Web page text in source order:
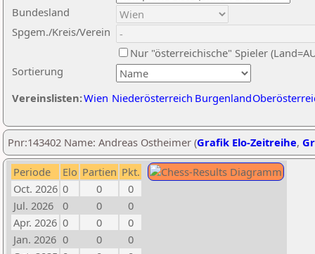
Sortierung
Bundesland
Spgem./Kreis/Verein
Nur "österreichische" Spieler
Vereinslisten:Wien Niederösterreich Burgenland
Pnr:143402 Name: Andreas Ostheimer (Grafik Elo-Zeitreihe,
Periode Elo Partien Pkt.
Oct. 2026 0 0
0
Jul. 2026
0 0
0
Apr. 2026 0 0
0
Jan. 2026 0 0
0